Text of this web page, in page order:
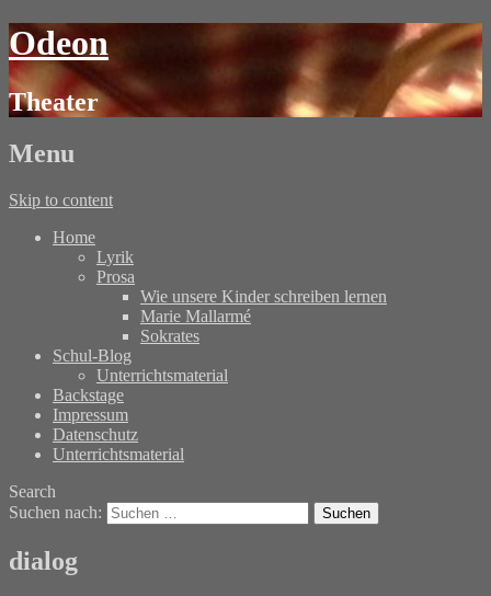
Odeon
Theater
Menu
Skip to content
Home
Lyrik
Prosa
Wie unsere Kinder schreiben lernen
Marie Mallarmé
Sokrates
Schul-Blog
Unterrichtsmaterial
Backstage
Impressum
Datenschutz
Unterrichtsmaterial
Search
Suchen nach:
dialog